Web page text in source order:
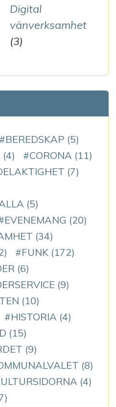
Digital
vänverksamhet
(3)
BEREDSKAP (5)
(4) CORONA (11)
(7)
(5)
EVENEMANG (20)
(34)
FUNK (172)
(6)
(9)
(10)
HISTORIA (4)
(15)
(9)
(8)
(4)